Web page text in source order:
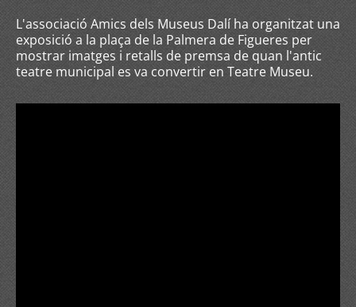
L'associació Amics dels Museus Dalí ha organitzat una
exposició a la plaça de la Palmera de Figueres per
mostrar imatges i retalls de premsa de quan l'antic
teatre municipal es va convertir en Teatre Museu.